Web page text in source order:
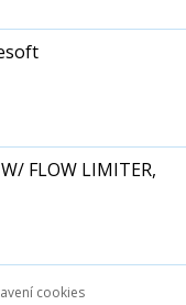
FLOW LIMITER,
cookies